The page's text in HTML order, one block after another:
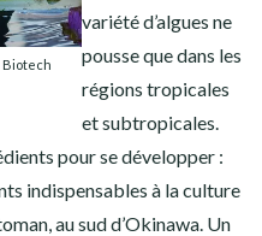
Biotech
variété d’algues ne
pousse que dans les
régions tropicales
et subtropicales.
pour se développer :
indispensables à la culture
au sud d’Okinawa. Un